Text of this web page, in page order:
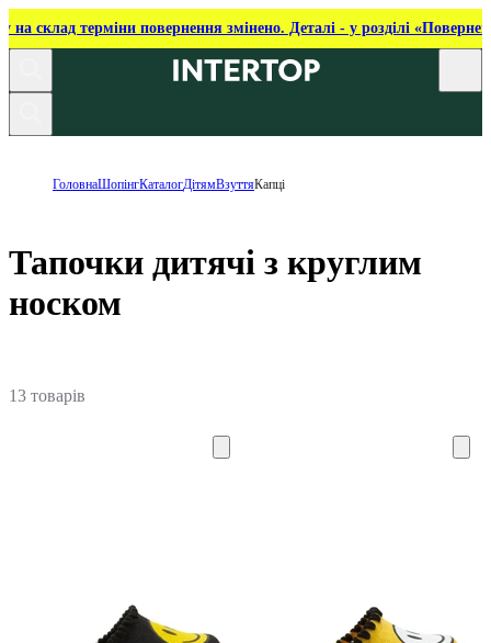
на склад терміни повернення змінено. Деталі - у розділі
ГоловнаШопінгКаталогДітямВзуттяКапці
Тапочки дитячі з круглим
носком
13 товарів